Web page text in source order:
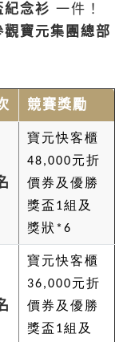
紀念衫 一件！
觀寶元集團總部
競賽獎勵
寶元快客櫃
48,000元折
價券及優勝
獎盃1組及
獎狀*6
寶元快客櫃
36,000元折
價券及優勝
獎盃1組及